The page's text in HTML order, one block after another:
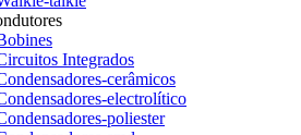
Integrados
cerâmicos
electrolítico
poliester